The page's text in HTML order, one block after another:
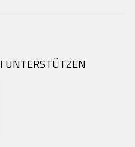
UNTERSTÜTZEN